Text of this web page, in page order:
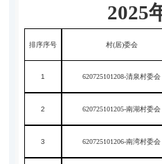
2025
排序序号 村(居)委会
1 620725101208-清泉村委会
2 620725101205-南湖村委会
3 620725101206-南湾村委会